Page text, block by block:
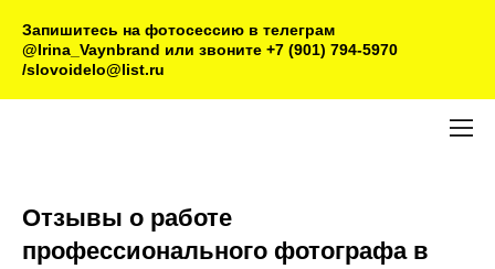
Запишитесь на фотосессию в телеграм
@Irina_Vaynbrand или звоните +7 (901) 794-5970
/slovoidelo@list.ru
Отзывы о работе
профессионального фотографа в